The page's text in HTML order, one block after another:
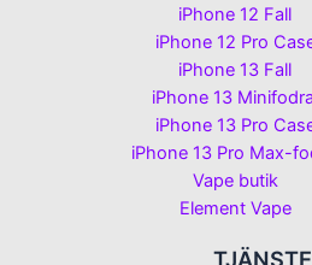
iPhone 12 Fall
iPhone 12 Pro
iPhone 13 Fall
iPhone 13
iPhone 13 Pro
iPhone 13 Pro Max-
Vape butik
Element Vape